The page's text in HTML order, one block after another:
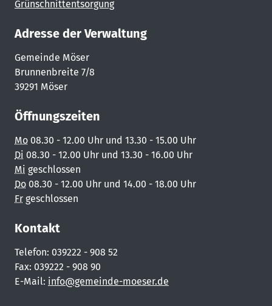
Grünschnittentsorgung
Adresse der Verwaltung
Gemeinde Möser
Brunnenbreite 7/8
39291 Möser
Öffnungszeiten
Mo 08.30 - 12.00 Uhr und 13.30 - 15.00 Uhr
Di 08.30 - 12.00 Uhr und 13.30 - 16.00 Uhr
Mi geschlossen
Do 08.30 - 12.00 Uhr und 14.00 - 18.00 Uhr
Fr geschlossen
Kontakt
Telefon: 039222 - 908 52
Fax: 039222 - 908 90
E-Mail: info@gemeinde-moeser.de